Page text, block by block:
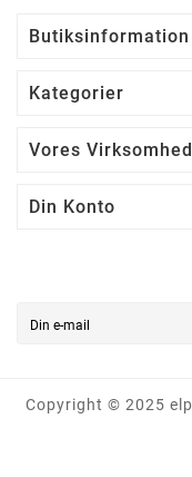
Butiksinformation
Kategorier
Vores Virksomhed
Din Konto
Copyright © 2025